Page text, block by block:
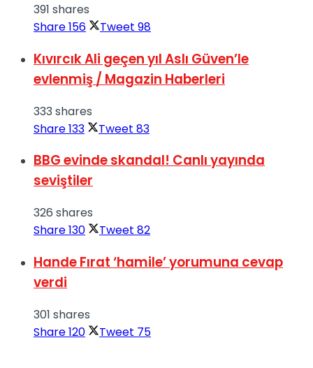
391 shares
Share156 Tweet 98
Kıvırcık Ali geçen yıl Aslı Güven’le
evlenmiş / Magazin Haberleri
333 shares
Share133 Tweet 83
BBG evinde skandal! Canlı yayında
seviştiler
326 shares
Share130 Tweet 82
Hande Fırat ‘hamile’ yorumuna cevap
verdi
301 shares
Share120 Tweet 75